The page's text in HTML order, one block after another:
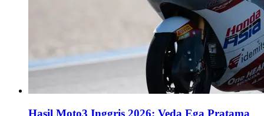
Hasil Moto3 Inggris 2026: Veda Ega Pratama